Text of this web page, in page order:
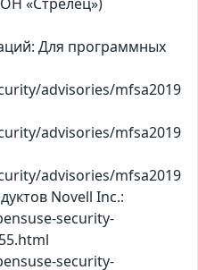
Для программных
advisories/mfsa2019
advisories/mfsa2019
advisories/mfsa2019
Novell Inc.:
security-
security-